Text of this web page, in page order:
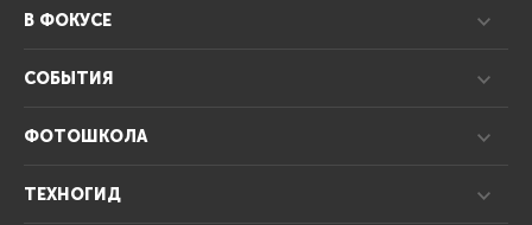
В ФОКУСЕ
СОБЫТИЯ
ФОТОШКОЛА
ТЕХНОГИД